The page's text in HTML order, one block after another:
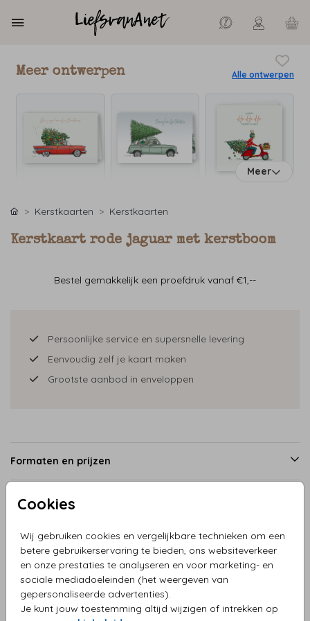
Cookies
Wij gebruiken cookies en vergelijkbare technieken om een
betere gebruikerservaring te bieden, ons websiteverkeer
en onze prestaties te analyseren en voor marketing- en
sociale mediadoeleinden (het weergeven van
gepersonaliseerde advertenties).
Je kunt jouw toestemming altijd wijzigen of intrekken op
Meer ontwerpen Alle ontwerpen
Meer
Kerstkaarten Kerstkaarten
Kerstkaart rode jaguar met kerstboom
Bestel gemakkelijk een proefdruk vanaf €1,--
Persoonlijke service en supersnelle levering
Eenvoudig zelf je kaart maken
Grootste aanbod in enveloppen
Formaten en prijzen
Omschrijving
Kerstkaart rode jaguar met kerstboom